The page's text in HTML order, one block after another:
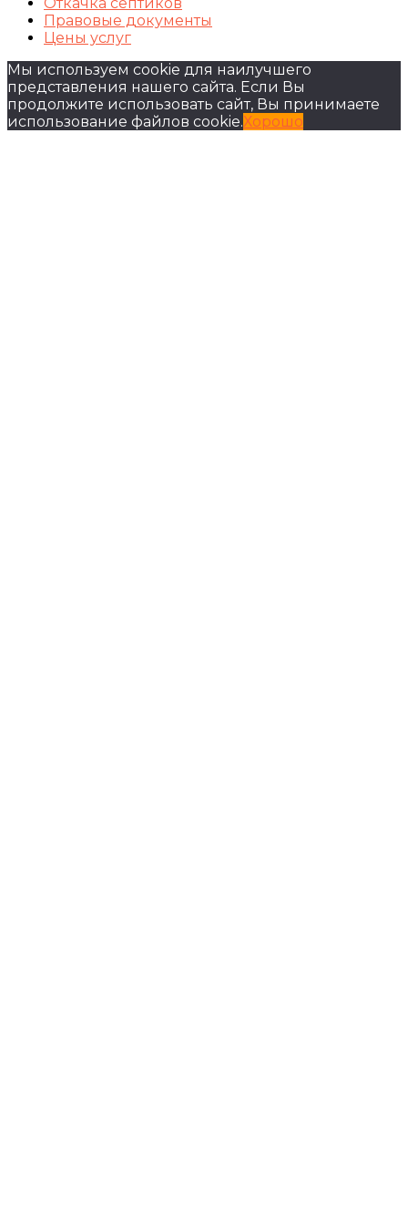
Правовые документы
Цены услуг
Мы используем cookie для наилучшего
представления нашего сайта. Если Вы
продолжите использовать сайт, Вы принимаете
использование файлов cookie.Хорошо